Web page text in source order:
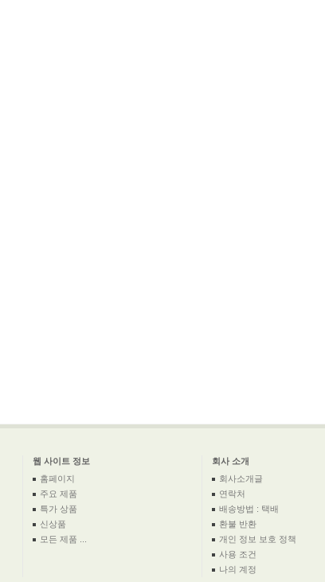
웹 사이트 정보 회사 소개
홈페이지
주요 제품
특가 상품
신상품
모든 제품 ...
회사소개글
연락처
배송방법 : 택배
환불 반환
개인 정보 보호 정책
사용 조건
나의 계정